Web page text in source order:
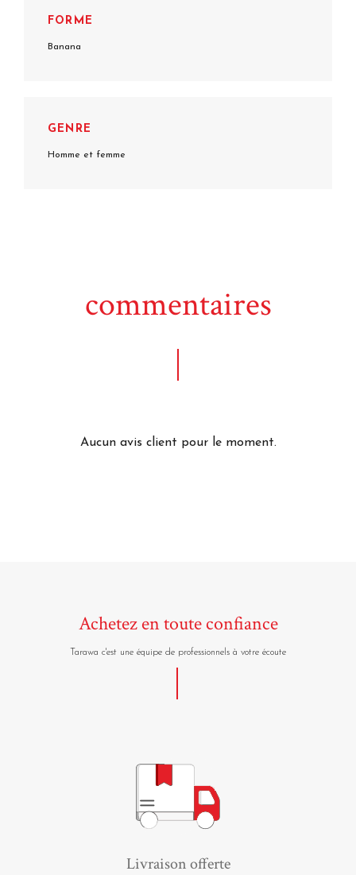
FORME
Banana
GENRE
Homme et femme
commentaires
Aucun avis client pour le moment.
Achetez en toute confiance
Tarawa c'est une équipe de professionnels à votre écoute
Livraison offerte